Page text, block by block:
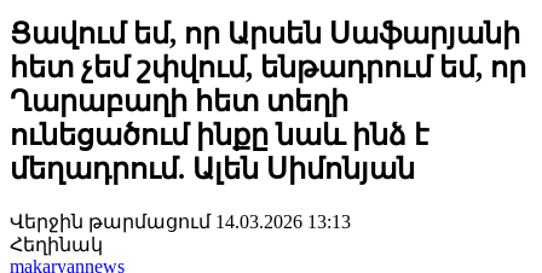
Ցավում եմ, որ Արսեն Սաֆարյանի
հետ չեմ շփվում, ենթադրում եմ, որ
Ղարաբաղի հետ տեղի
ունեցածում ինքը նաև ինձ է
մեղադրում. Ալեն Սիմոնյան
Վերջին թարմացում 14.03.2026 13:13
Հեղինակ
makaryannews